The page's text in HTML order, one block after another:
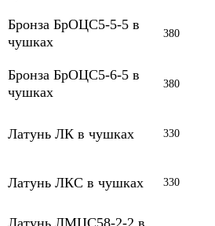
Бронза БрОЦС5-5-5 в
чушках
380
Бронза БрОЦС5-6-5 в
чушках
380
Латунь ЛК в чушках 330
Латунь ЛКС в чушках 330
Латунь ЛМЦС58-2-2 в